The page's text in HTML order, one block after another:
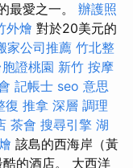
最愛之一。 辦護照
外燴 對於20美元的
家公司推薦 竹北整
胞證桃園 新竹 按摩
記帳士 seo 意思
復 推拿 深層 調理
茶會 搜尋引擎 湖
該島的西海岸（黃
的酒店。 大西洋